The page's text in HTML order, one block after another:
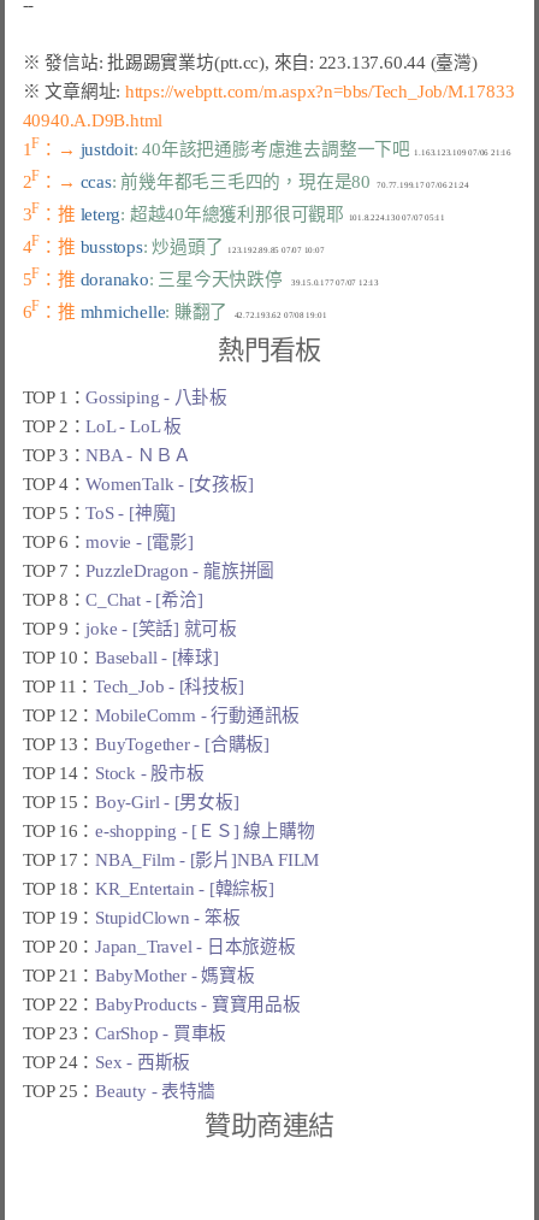
※ 發信站: 批踢踢實業坊(ptt.cc), 來自: 223.137.60.44 (臺灣)
※ 文章網址: https://webptt.com/m.aspx?n=bbs/Tech_Job/M.17833
40940.A.D9B.html
1F ：→ justdoit: 40年該把通膨考慮進去調整一下吧
  1.163.123.109 07/06 21:16
2F ：→ ccas: 前幾年都毛三毛四的，現在是80
3F ：推 leterg: 超越40年總獲利那很可觀耶
4F ：推 busstops: 炒過頭了
  123.192.89.85 07/07 10:07
5F ：推 doranako: 三星今天快跌停
    39.15.0.177 07/07 12:13
6F ：推 mhmichelle: 賺翻了
熱門看板
TOP 1：Gossiping - 八卦板
TOP 2：LoL - LoL 板
TOP 3：NBA - ＮＢＡ
TOP 4：WomenTalk - [女孩板]
TOP 5：ToS - [神魔]
TOP 6：movie - [電影]
TOP 7：PuzzleDragon - 龍族拼圖
TOP 8：C_Chat - [希洽]
TOP 9：joke - [笑話] 就可板
TOP 10：Baseball - [棒球]
TOP 11：Tech_Job - [科技板]
TOP 12：MobileComm - 行動通訊板
TOP 13：BuyTogether - [合購板]
TOP 14： Stock - 股市板
TOP 15：Boy-Girl - [男女板]
TOP 16：e-shopping - [ＥＳ] 線上購物
TOP 17：NBA_Film - [影片]NBA FILM
TOP 18：KR_Entertain - [韓綜板]
TOP 19： StupidClown - 笨板
TOP 20：Japan_Travel - 日本旅遊板
TOP 21：BabyMother - 媽寶板
TOP 22：BabyProducts - 寶寶用品板
TOP 23：CarShop - 買車板
TOP 24： Sex - 西斯板
TOP 25：Beauty - 表特牆
贊助商連結